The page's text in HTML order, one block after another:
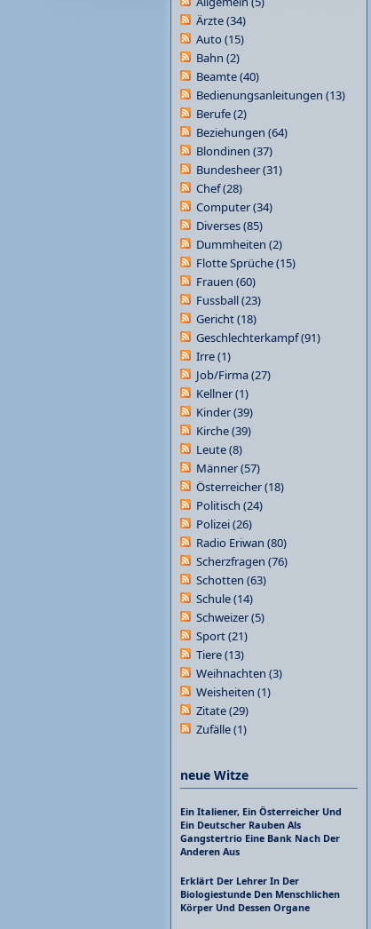
Ärzte(34)
Auto(15)
Bahn (2)
Beamte(40)
Bedienungsanleitungen (13)
Berufe(2)
Beziehungen (64)
Blondinen (37)
Bundesheer(31)
Chef(28)
Computer(34)
Diverses(85)
Dummheiten (2)
Flotte Sprüche(15)
Frauen (60)
Fussball(23)
Gericht(18)
Geschlechterkampf(91)
Irre(1)
Job/Firma(27)
Kellner(1)
Kinder(39)
Kirche(39)
Leute(8)
Männer(57)
Österreicher(18)
Politisch (24)
Polizei(26)
Radio Eriwan (80)
Scherzfragen (76)
Schotten (63)
Schule(14)
Schweizer(5)
Sport(21)
Tiere(13)
Weihnachten (3)
Weisheiten (1)
Zitate(29)
Zufälle(1)
neue Witze
Ein Italiener, Ein Österreicher Und
Ein Deutscher Rauben Als
Gangstertrio Eine Bank Nach Der
Anderen Aus
Erklärt Der Lehrer In Der
Biologiestunde Den Menschlichen
Körper Und Dessen Organe